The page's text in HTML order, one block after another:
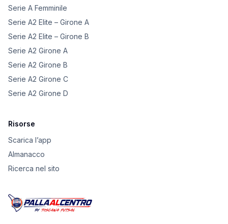
Serie A Femminile
Serie A2 Elite – Girone A
Serie A2 Elite – Girone B
Serie A2 Girone A
Serie A2 Girone B
Serie A2 Girone C
Serie A2 Girone D
Risorse
Scarica l’app
Almanacco
Ricerca nel sito